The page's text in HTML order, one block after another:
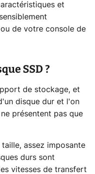
et
de votre console de
SSD ?
de stockage, et
disque dur et l'on
présentent pas que
assez imposante
durs sont
vitesses de transfert